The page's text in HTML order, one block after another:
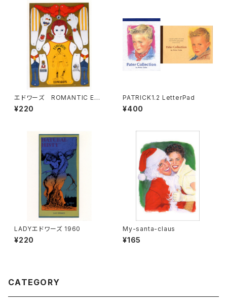
エドワーズ ROMANTIC EPO
CH 1960
¥220
PATRICK1.2 LetterPad
¥400
LADYエドワーズ 1960
¥220
My-santa-claus
¥165
CATEGORY